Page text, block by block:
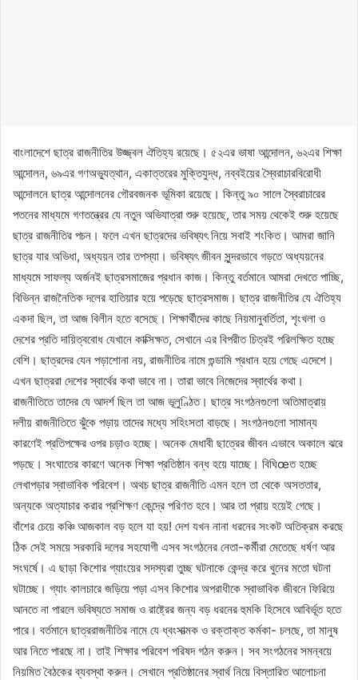
বাংলাদেশে ছাত্র রাজনীতির উজ্জ্বল ঐতিহ্য রয়েছে। ৫২এর ভাষা আন্দোলন, ৬২এর শিক্ষা
আন্দোলন, ৬৯এর গণঅভ্যুত্থান, একাত্তরের মুক্তিযুদ্ধ, নব্বইয়ের স্বৈরাচারবিরোধী
আন্দোলনে ছাত্র আন্দোলনের গৌরবজনক ভূমিকা রয়েছে। কিন্তু ৯০ সালে স্বৈরাচারের
পতনের মাধ্যমে গণতন্ত্রের যে নতুন অভিযাত্রা শুরু হয়েছে, তার সময় থেকেই শুরু হয়েছে
ছাত্র রাজনীতির পচন। ফলে এখন ছাত্রদের ভবিষ্যৎ নিয়ে সবাই শংকিত। আমরা জানি
ছাত্র যার অভিধা, অধ্যয়ন তার তপস্যা। ভবিষ্যৎ জীবন সুন্দরভাবে গড়তে অধ্যয়নের
মাধ্যমে সাফল্য অর্জনই ছাত্রসমাজের প্রধান কাজ। কিন্তু বর্তমানে আমরা দেখতে পাচ্ছি,
বিভিন্ন রাজনৈতিক দলের হাতিয়ার হয়ে পড়েছে ছাত্রসমাজ। ছাত্র রাজনীতির যে ঐতিহ্য
একদা ছিল, তা আজ বিলীন হতে বসেছে। শিক্ষার্থীদের কাছে নিয়মানুবর্তিতা, শৃংখলা ও
দেশের প্রতি দায়িত্ববোধ যেখানে কাক্সিক্ষত, সেখানে এর বিপরীত চিত্রই পরিলক্ষিত হচ্ছে
বেশি। ছাত্রদের যেন পড়াশোনা নয়, রাজনীতির নামে গুন্ডামি প্রধান হয়ে গেছে এদেশে।
এখন ছাত্ররা দেশের স্বার্থের কথা ভাবে না। তারা ভাবে নিজেদের স্বার্থের কথা।
রাজনীতিতে তাদের যে আদর্শ ছিল তা আজ ভূলুণ্ঠিত। ছাত্র সংগঠনগুলো অতিমাত্রায়
দলীয় রাজনীতিতে ঝুঁকে পড়ায় তাদের মধ্যে সহিংসতা বাড়ছে। সংগঠনগুলো সামান্য
কারণেই প্রতিপক্ষের ওপর চড়াও হচ্ছে। অনেক মেধাবী ছাত্রের জীবন এভাবে অকালে ঝরে
পড়ছে। সংঘাতের কারণে অনেক শিক্ষা প্রতিষ্ঠান বন্ধ হয়ে যাচ্ছে। বিঘিœত হচ্ছে
লেখাপড়ার স্বাভাবিক পরিবেশ। অথচ ছাত্র রাজনীতি এমন হলে তা থেকে অসততার,
অন্যকে অত্যাচার করার প্রশিক্ষণ কেন্দ্রে পরিণত হবে। আর তা প্রায় হয়েই গেছে।
বাঁশের চেয়ে কঞ্চি আজকাল বড় হলে যা হয়! দেশ যখন নানা ধরনের সংকট অতিক্রম করছে
ঠিক সেই সময়ে সরকারি দলের সহযোগী এসব সংগঠনের নেতা-কর্মীরা মেতেছে ধর্ষণ আর
সংঘর্ষে। এ ছাড়া কিশোর গ্যাংয়ের সদস্যরা তুচ্ছ ঘটনাকে কেন্দ্র করে খুনের মতো ঘটনা
ঘটাচ্ছে। গ্যাং কালচারে জড়িয়ে পড়া এসব কিশোর অপরাধীকে স্বাভাবিক জীবনে ফিরিয়ে
আনতে না পারলে ভবিষ্যতে সমাজ ও রাষ্ট্রের জন্য বড় ধরনের হুমকি হিসেবে আবির্ভূত হতে
পারে। বর্তমানে ছাত্ররাজনীতির নামে যে ধ্বংসাত্মক ও রক্তাক্ত কর্মকা- চলছে, তা মানুষ
আর নিতে পারছে না। তাই শিক্ষার পরিবেশ পরিষদ গঠন করুন। সব সংগঠনের সমন্বয়ে
নিয়মিত বৈঠকের ব্যবস্থা করুন। সেখানে প্রতিষ্ঠানের স্বার্থ নিয়ে বিস্তারিত আলোচনা